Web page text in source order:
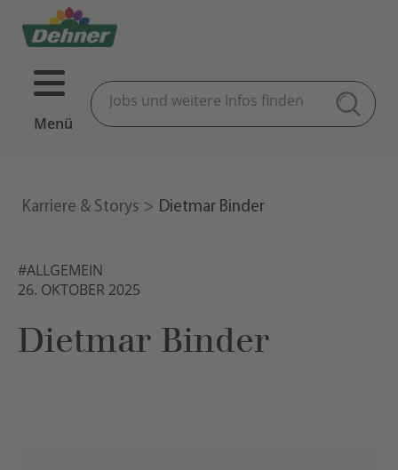
Menü
Karriere & Storys Dietmar Binder
#ALLGEMEIN
26. OKTOBER 2025
Dietmar Binder